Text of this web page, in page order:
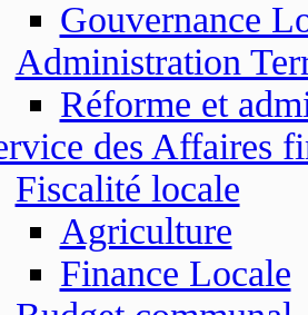
Gouvernance
Administration
Réforme et
des Affaires
Fiscalité locale
Agriculture
Finance Locale